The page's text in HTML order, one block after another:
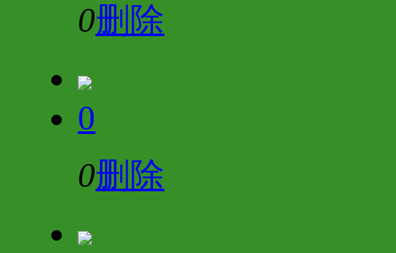
0删除
0
0删除